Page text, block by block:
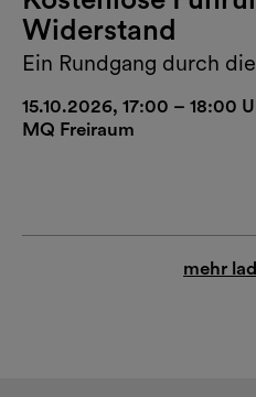
Widerstand
Ein Rundgang durch
15.10.2026, 17:00 – 18:00
MQ Freiraum
mehr